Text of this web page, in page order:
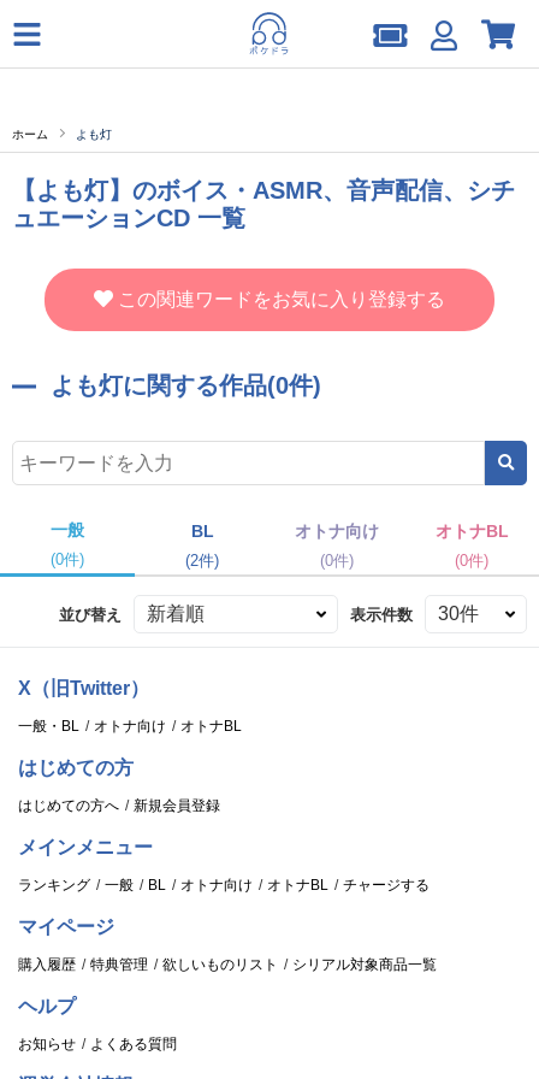
ホーム よも灯
【よも灯】のボイス・ASMR、音声配信、シチ
ュエーションCD 一覧
この関連ワードをお気に入り登録する
よも灯に関する作品(0件)
一般
(0件)
BL
(2件)
オトナ向け
(0件)
オトナBL
(0件)
並び替え 表示件数
X（旧Twitter）
一般・BL オトナ向け オトナBL
はじめての方
はじめての方へ 新規会員登録
メインメニュー
ランキング 一般 BL オトナ向け オトナBL チャージする
マイページ
購入履歴 特典管理 欲しいものリスト シリアル対象商品一覧
ヘルプ
お知らせ よくある質問